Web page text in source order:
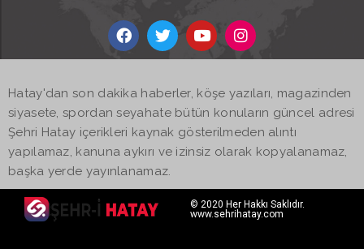
36 12
14
Kayserispor 36 11 12 13
45
BB Bodrumspor 17
Sivasspor
Hatayspor 36
19
Adana Demirspor
Hatay'dan son dakika haberler, köşe yazıları, magazinden
siyasete, spordan seyahate bütün konuların güncel adresi
Şehri Hatay içerikleri kaynak gösterilmeden alıntı
yapılamaz, kanuna aykırı ve izinsiz olarak kopyalanamaz,
başka yerde yayınlanamaz.
© 2020 Her Hakkı Saklıdır.
www.sehrihatay.com